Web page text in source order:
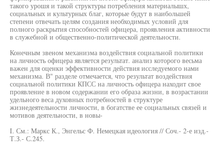
такого урошя и такой структуры потребления материалышх,
социальных и культурных благ, которые будут в наибольшей
степени отвечать целям создания необходимых условий для
полного раскрытия способностей офицера, проявления активности
в служебной и общественно-политической деятельности.
Конечным звеном механизма воздействия социальной политики
на личность офицера является результат. анализ которого весьма
важен для оценки эффективности действия исследуемого нами
механизма. В" разделе отмечается, что результат воздействия
социальной политики КПСС на личность офицера находит свое
проявление в новом содержании его образа жизни, в возрастании
удельного веса духовных потребностей в структуре
жизнедеятельности личности, в богатстве ее социальных связей и
мотивов деятельности, в новы-
I. См.: Маркс К., Энгельс Ф. Немецкая идеология // Соч.- 2-е изд.-
Т.З.- С.245.